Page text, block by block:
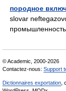
породное
slovar
© Academic, 2000-2026
Contactez-nous: Support
Dictionnaires exportation